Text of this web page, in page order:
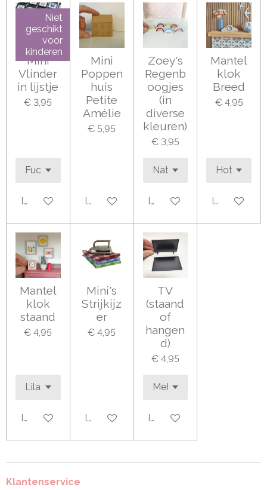
Niet
geschikt
voor
kinderen
Mini
Vlinder
in lijstje
€ 3,95
In winkelwagen
Mini
Poppen
huis
Petite
Amélie
€ 5,95
In winkelwagen
Zoey's
Regenb
oogjes
(in
diverse
kleuren)
€ 3,95
In winkelwagen
Mantel
klok
Breed
€ 4,95
In
Mantel
klok
staand
€ 4,95
In winkelwagen
Mini's
Strijkijz
er
€ 4,95
In winkelwagen
TV
(staand
of
hangen
d)
€ 4,95
In winkelwagen
Klantenservice